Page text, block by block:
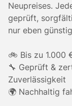
Neupreises.
geprüft,
nur eben
🚲 Bis zu 1.000
🔧 Geprüft &
Zuverlässigkeit
🌍 Nachhaltig